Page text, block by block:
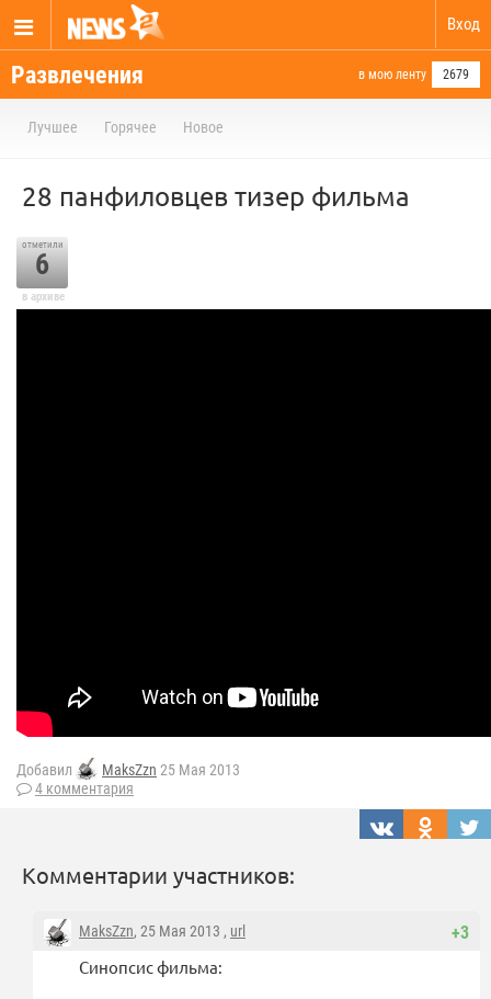
Вход
Развлечения в мою ленту 2679
Лучшее Горячее Новое
28 панфиловцев тизер фильма
отметили
6
в архиве
Добавил MaksZzn 25 Мая 2013
4 комментария
Комментарии участников:
+3
MaksZzn, 25 Мая 2013 , url
Синопсис фильма: